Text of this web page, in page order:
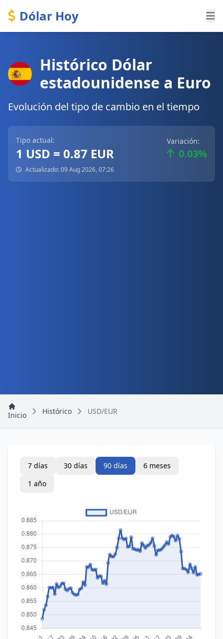
Dólar Hoy
Histórico Dólar
estadounidense a Euro
Evolución del tipo de cambio en el tiempo
Tipo actual:
1 USD = 0.87 EUR
Variación:
0.03%
Actualizado: 09 Aug 2026, 07:26
Inicio Histórico USD/EUR
7 días 30 días 90 días
6 meses
1 año